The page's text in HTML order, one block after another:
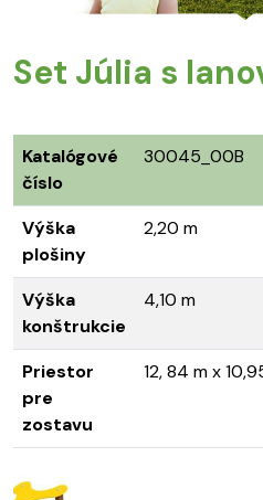
Set Júlia s
Katalógové
číslo
30045_00B
Výška
plošiny
2,20 m
Výška
konštrukcie
4,10 m
Priestor
pre
zostavu
12, 84 m x